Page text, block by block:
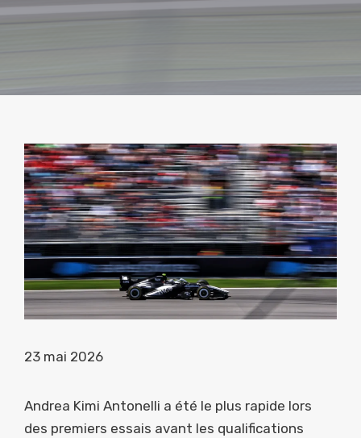
23 mai 2026
Andrea Kimi Antonelli a été le plus rapide lors
des premiers essais avant les qualifications